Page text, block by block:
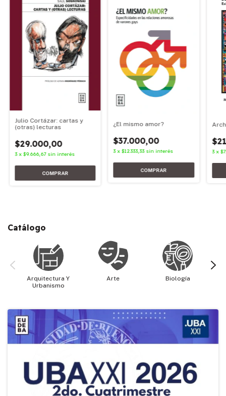
Julio Cortázar: cartas y
(otras) lecturas
$29.000,00
3 x $9.666,67 sin interés
¿El mismo amor?
$37.000,00
3 x$12.333,33 sin interés 3 x
Catálogo
Arquitectura Y
Urbanismo
Arte Biología